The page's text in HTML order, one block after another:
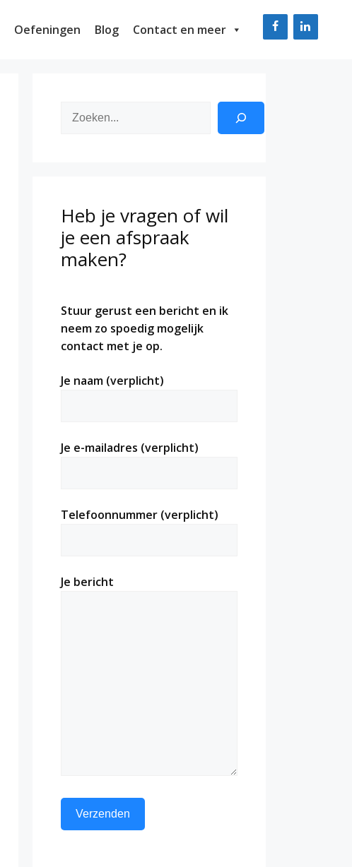
Oefeningen Blog Contact en meer
Zoeken
Heb je vragen of wil
je een afspraak
maken?
Stuur gerust een bericht en ik
neem zo spoedig mogelijk
contact met je op.
Je naam (verplicht)
Je e-mailadres (verplicht)
Telefoonnummer (verplicht)
Je bericht